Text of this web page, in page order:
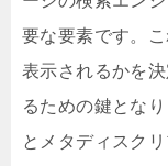
要な要素です。
表示されるかを
るための鍵とな
とメタディスク